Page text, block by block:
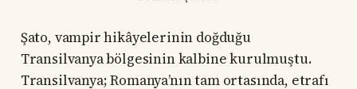
Şato, vampir hikâyelerinin doğduğu
Transilvanya bölgesinin kalbine kurulmuştu.
Transilvanya; Romanya’nın tam ortasında, etrafı